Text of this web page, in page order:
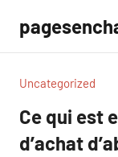
contenu
Uncategorized
Ce qui est
d’achat